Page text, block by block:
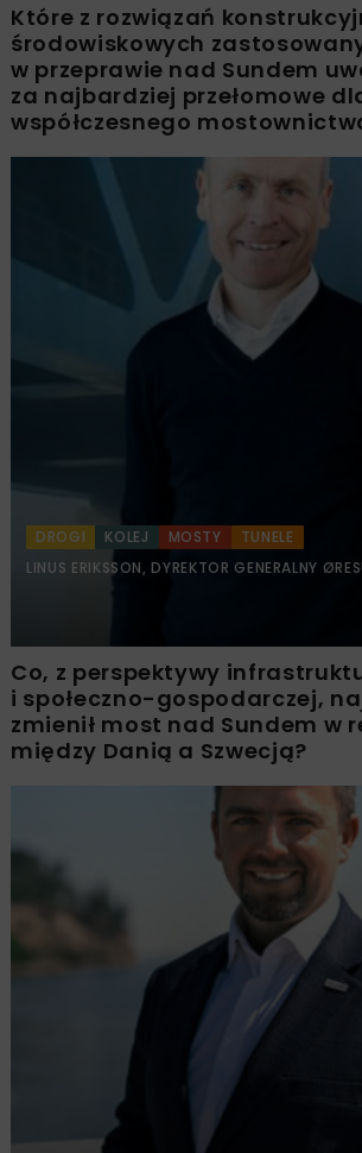
Które z rozwiązań
środowiskowych
w przeprawie nad Sundem
za najbardziej przełomowe
współczesnego
DROGI KOLEJ MOSTY
TUNELE
LINUS ERIKSSON, DYREKTOR GENERALNY
Co, z perspektywy
i społeczno-gospodarczej,
zmienił most nad Sundem w
między Danią a Szwecją?